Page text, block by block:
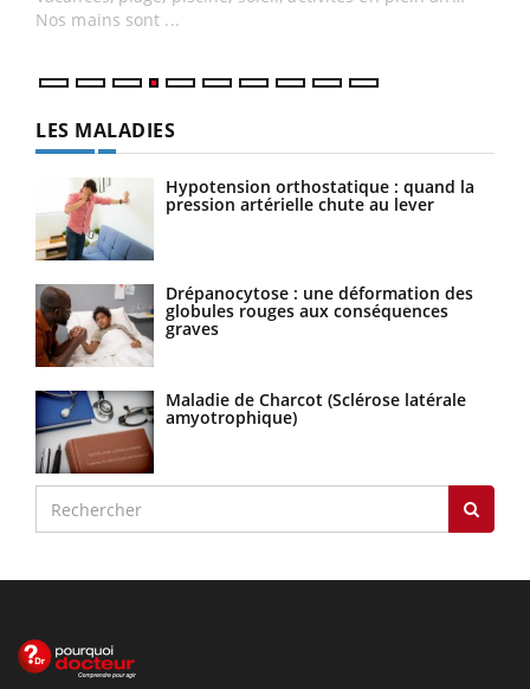
LES MALADIES
Hypotension orthostatique : quand la
pression artérielle chute au lever
Drépanocytose : une déformation des
globules rouges aux conséquences
graves
Maladie de Charcot (Sclérose latérale
amyotrophique)